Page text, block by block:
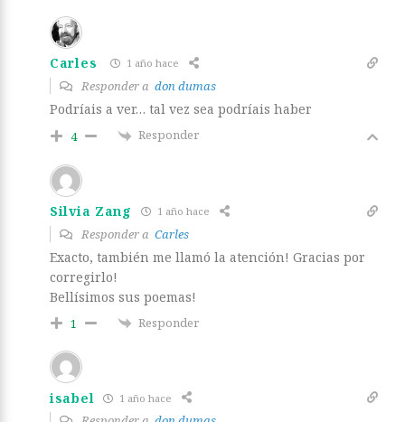
Carles 1 año hace
Responder a don dumas
Podríais a ver… tal vez sea podríais haber
4 Responder
Silvia Zang 1 año hace
Responder a Carles
Exacto, también me llamó la atención! Gracias por
corregirlo!
Bellísimos sus poemas!
1 Responder
isabel 1 año hace